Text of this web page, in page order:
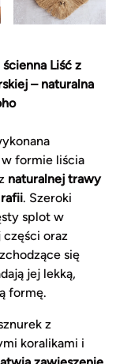
Liść z
– naturalna
formie liścia
naturalnej trawy
. Szeroki
splot w
oraz
się
jej lekką,
formę.
z
koralikami i